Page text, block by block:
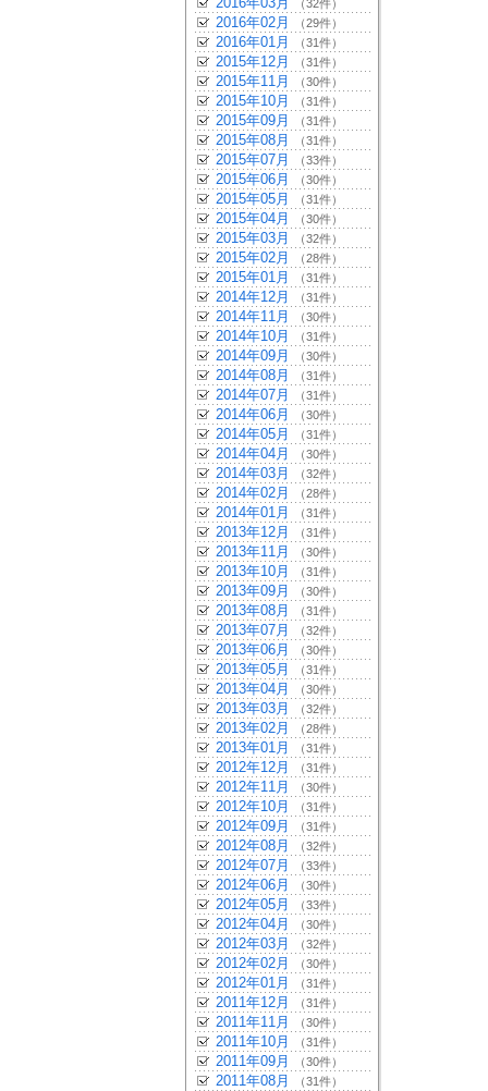
（32件）
2016年02月 （29件）
2016年01月 （31件）
2015年12月 （31件）
2015年11月 （30件）
2015年10月 （31件）
2015年09月 （31件）
2015年08月 （31件）
2015年07月 （33件）
2015年06月 （30件）
2015年05月 （31件）
2015年04月 （30件）
2015年03月 （32件）
2015年02月 （28件）
2015年01月 （31件）
2014年12月 （31件）
2014年11月 （30件）
2014年10月 （31件）
2014年09月 （30件）
2014年08月 （31件）
2014年07月 （31件）
2014年06月 （30件）
2014年05月 （31件）
2014年04月 （30件）
2014年03月 （32件）
2014年02月 （28件）
2014年01月 （31件）
2013年12月 （31件）
2013年11月 （30件）
2013年10月 （31件）
2013年09月 （30件）
2013年08月 （31件）
2013年07月 （32件）
2013年06月 （30件）
2013年05月 （31件）
2013年04月 （30件）
2013年03月 （32件）
2013年02月 （28件）
2013年01月 （31件）
2012年12月 （31件）
2012年11月 （30件）
2012年10月 （31件）
2012年09月 （31件）
2012年08月 （32件）
2012年07月 （33件）
2012年06月 （30件）
2012年05月 （33件）
2012年04月 （30件）
2012年03月 （32件）
2012年02月 （30件）
2012年01月 （31件）
2011年12月 （31件）
2011年11月 （30件）
2011年10月 （31件）
2011年09月 （30件）
2011年08月 （31件）